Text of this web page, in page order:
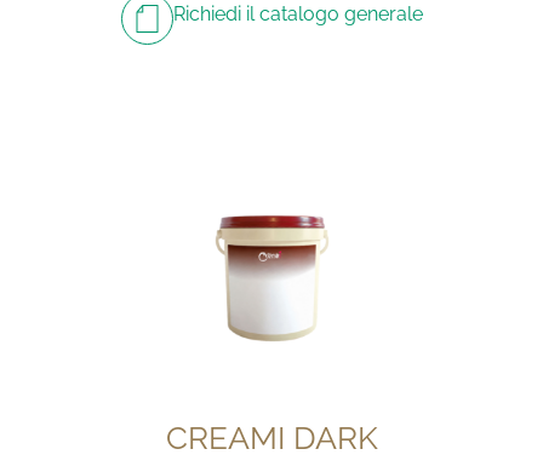
Richiedi il catalogo generale
CREAMI DARK